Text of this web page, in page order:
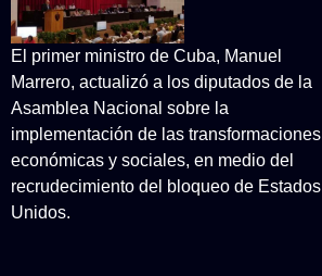
El primer ministro de Cuba, Manuel
Marrero, actualizó a los diputados de la
Asamblea Nacional sobre la
implementación de las transformaciones
económicas y sociales, en medio del
recrudecimiento del bloqueo de Estados
Unidos.